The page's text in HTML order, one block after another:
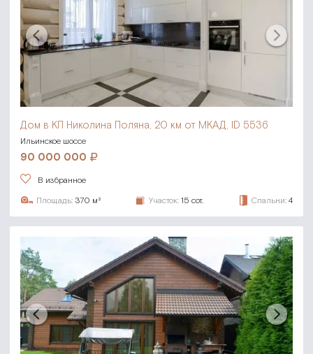
Дом в КП Николина Поляна, 20 км от МКАД, ID 5536
Ильинское шоссе
90 000 000
В избранное
Площадь: 370 м² Участок: 15 сот. Спальни: 4